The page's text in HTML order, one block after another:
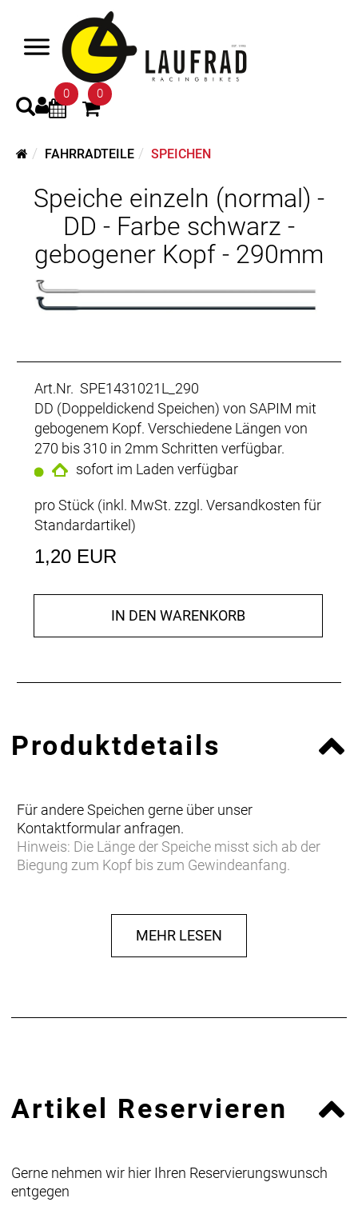
0 0
FAHRRADTEILE SPEICHEN
Speiche einzeln (normal) -
DD - Farbe schwarz -
gebogener Kopf - 290mm
Art.Nr. SPE1431021L_290
DD (Doppeldickend Speichen) von SAPIM mit
gebogenem Kopf. Verschiedene Längen von
270 bis 310 in 2mm Schritten verfügbar.
sofort im Laden verfügbar
pro Stück (inkl. MwSt. zzgl. Versandkosten für
Standardartikel)
1,20 EUR
IN DEN WARENKORB
Produktdetails
Für andere Speichen gerne über unser
Kontaktformular anfragen.
Hinweis: Die Länge der Speiche misst sich ab der
Biegung zum Kopf bis zum Gewindeanfang.
MEHR LESEN
Artikel Reservieren
Gerne nehmen wir hier Ihren Reservierungswunsch
entgegen